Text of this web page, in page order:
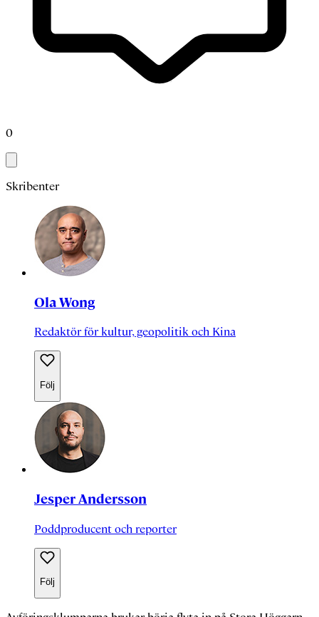
0
Skribenter
Ola Wong
Redaktör för kultur, geopolitik och Kina
Följ
Jesper Andersson
Poddproducent och reporter
Följ